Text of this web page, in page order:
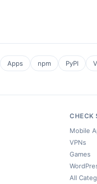
Apps npm PyPI
CHECK
Mobile
VPNs
Games
All